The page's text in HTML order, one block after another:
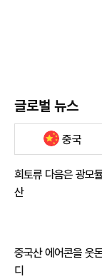
글로벌 뉴스
중국
희토류 다음은 광모
산
중국산 에어콘을 웃
디